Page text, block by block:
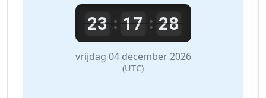
23: 17: 28
vrijdag 04 december 2026
(UTC)